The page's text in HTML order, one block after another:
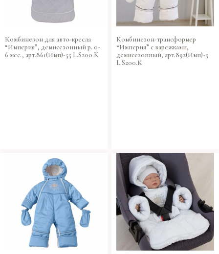
Комбинезон для авто-кресла
“Империя”, демисезонный р. 0-
6 мес., арт.861(Имп)-55 L.S200.K
Комбинезон-трансформер
“Империя” с варежками,
демисезонный, арт.892(Имп)-5
L.S200.К